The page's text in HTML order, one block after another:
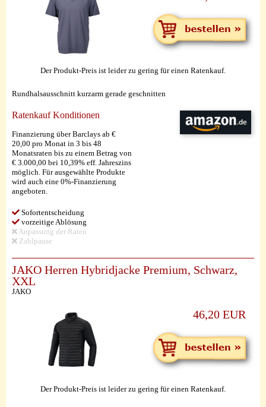
Rundhalsausschnitt kurzarm gerade geschnitten
Ratenkauf Konditionen
Finanzierung über Barclays ab €
20,00 pro Monat in 3 bis 48
Monatsraten bis zu einem Betrag von
€ 3.000,00 bei 10,39% eff. Jahreszins
möglich. Für ausgewählte Produkte
wird auch eine 0%-Finanzierung
angeboten.
Sofortentscheidung
vorzeitige Ablösung
Anpassung der Raten
Zahlpause
Der Produkt-Preis ist leider zu gering für einen Ratenkauf.
JAKO Herren Hybridjacke Premium, Schwarz,
XXL
JAKO
46,20 EUR
Der Produkt-Preis ist leider zu gering für einen Ratenkauf.